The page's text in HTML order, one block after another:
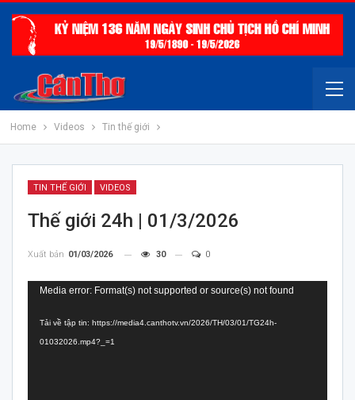
Home Videos Tin thế giới
TIN THẾ GIỚI VIDEOS
Thế giới 24h | 01/3/2026
Xuất bản 01/03/2026 30 0
Trình
Video
Media error: Format(s) not supported or source(s) not found
Tải về tập tin: https://media4.canthotv.vn/2026/TH/03/01/TG24h-
01032026.mp4?_=1